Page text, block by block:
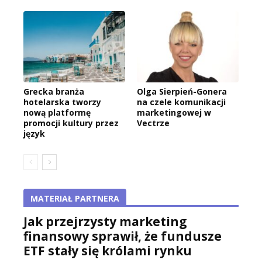
Grecka branża
hotelarska tworzy
nową platformę
promocji kultury przez
język
Olga Sierpień-Gonera
na czele komunikacji
marketingowej w
Vectrze
MATERIAŁ PARTNERA
Jak przejrzysty marketing
finansowy sprawił, że fundusze
ETF stały się królami rynku